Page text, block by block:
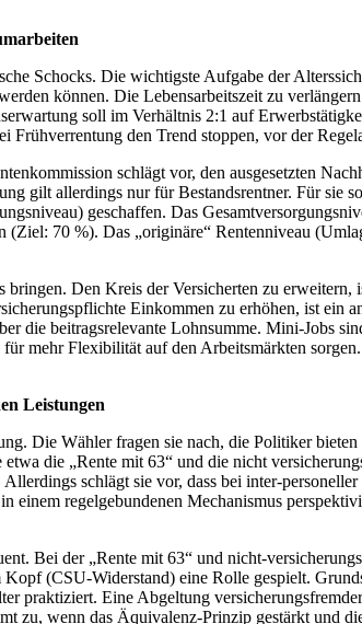
Schocks. Die wichtigste Aufgabe der
können. Die Lebensarbeitszeit zu
soll im Verhältnis 2:1 auf
den Trend stoppen, vor der
schlägt vor, den ausgesetzten
gilt allerdings nur für Bestandsrentner. Für sie
geschaffen. Das
70 %). Das „originäre“ Rentenniveau
Den Kreis der Versicherten zu erweitern,
Einkommen zu erhöhen, ist ein
die beitragsrelevante Lohnsumme. Mini-Jobs
mehr Flexibilität auf den Arbeitsmärkten
Leistungen
Die Wähler fragen sie nach, die Politiker bieten
die „Rente mit 63“ und die nicht
schlägt sie vor, dass bei inter-
regelgebundenen Mechanismus
Bei der „Rente mit 63“ und nicht-
(CSU-Widerstand) eine Rolle gespielt.
praktiziert. Eine Abgeltung
zu, wenn das Äquivalenz-Prinzip gestärkt und